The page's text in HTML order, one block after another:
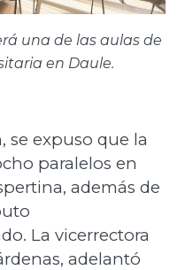
una de las aulas de
en Daule.
se expuso que la
paralelos en
además de
La vicerrectora
adelantó